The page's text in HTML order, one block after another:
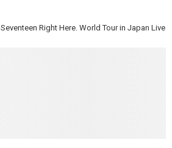
Seventeen Right Here. World Tour in Japan Live